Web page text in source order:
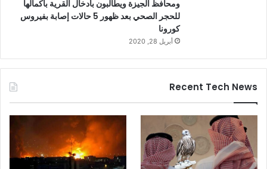
ومحافظ الجيزة ويطالبون بأدخال القرية بأكمالها
للحجر الصحي بعد ظهور 5 حالات إصابة بفيروس
كورونا
أبريل 28, 2020
Recent Tech News